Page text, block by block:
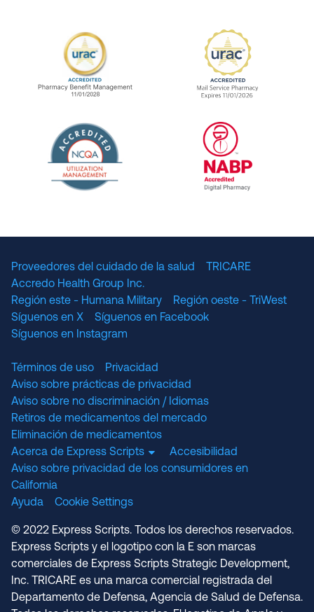
URAC Accredited Pharmacy Benefit
URAC
Proveedores del cuidado de la salud
TRICARE
Accredo Health Group Inc.
Región este - Humana Military
Región oeste - TriWest
Síguenos en X
Síguenos en Facebook
Síguenos en Instagram
Términos de uso
Privacidad
Aviso sobre prácticas de privacidad
Aviso sobre no discriminación / Idiomas
Retiros de medicamentos del mercado
Eliminación de medicamentos
Acerca de Express Scripts
Accesibilidad
Aviso sobre privacidad de los consumidores en
California
Ayuda
Cookie Settings
© 2022 Express Scripts. Todos los derechos reservados.
Express Scripts y el logotipo con la E son marcas
comerciales de Express Scripts Strategic Development,
Inc. TRICARE es una marca comercial registrada del
Departamento de Defensa, Agencia de Salud de Defensa.